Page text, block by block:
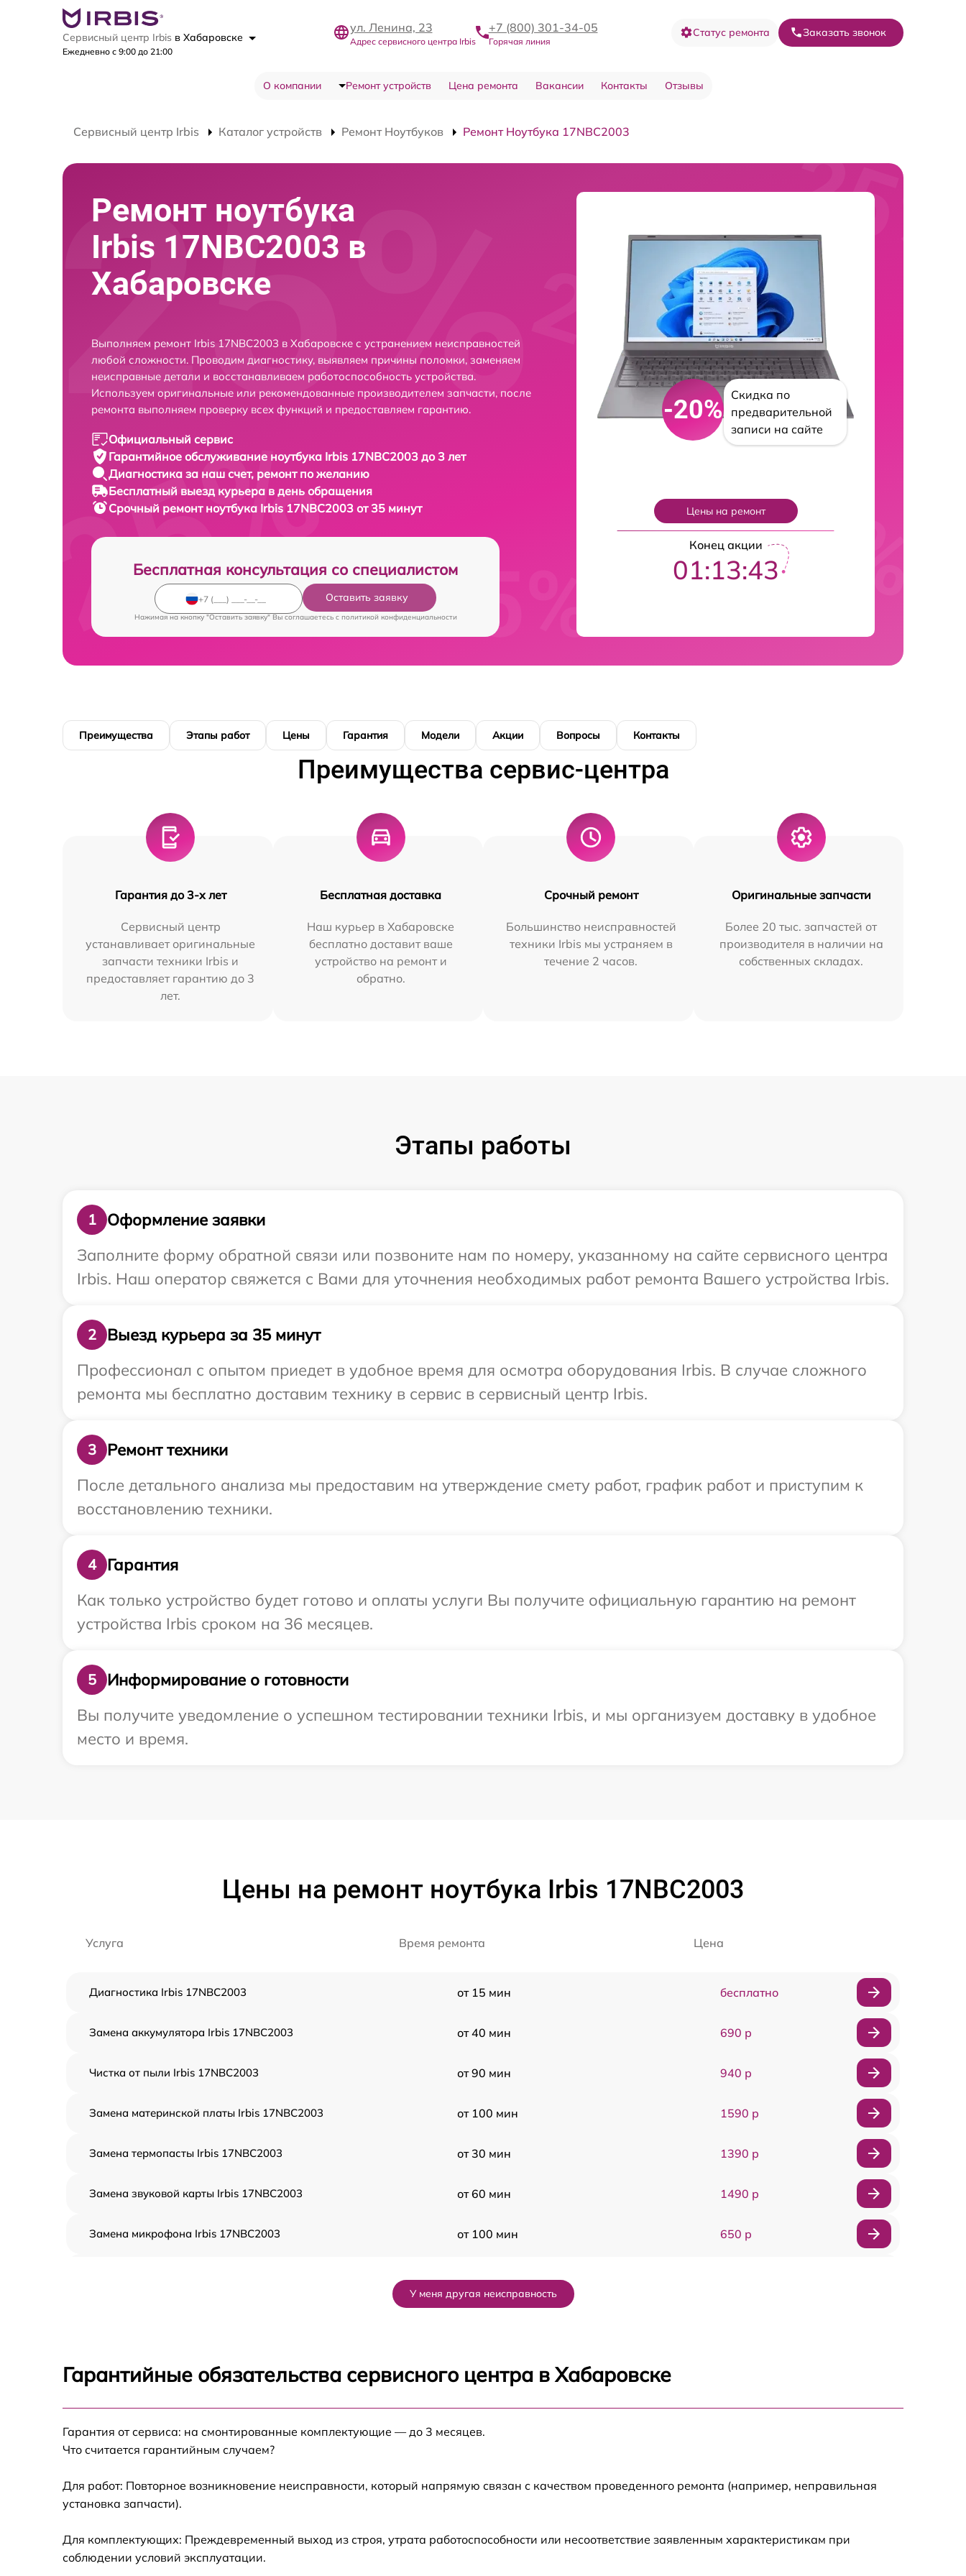
Сервисный центр Irbis в Хабаровске
Ежедневно с 9:00 до 21:00
ул. Ленина, 23
Адрес сервисного центра Irbis
+7 (800) 301-34-05
Горячая линия
Статус ремонта Заказать звонок
О компании Ремонт устройств Цена ремонта Вакансии Контакты Отзывы
Сервисный центр Irbis Каталог устройств Ремонт Ноутбуков Ремонт Ноутбука 17NBC2003
Ремонт ноутбука
Irbis 17NBC2003 в
Хабаровске
Выполняем ремонт Irbis 17NBC2003 в Хабаровске с устранением неисправностей
любой сложности. Проводим диагностику, выявляем причины поломки, заменяем
неисправные детали и восстанавливаем работоспособность устройства.
Используем оригинальные или рекомендованные производителем запчасти, после
ремонта выполняем проверку всех функций и предоставляем гарантию.
Официальный сервис
Гарантийное обслуживание ноутбука Irbis 17NBC2003 до 3 лет
Диагностика за наш счет, ремонт по желанию
Бесплатный выезд курьера в день обращения
Срочный ремонт ноутбука Irbis 17NBC2003 от 35 минут
Бесплатная консультация со специалистом
Оставить заявку
Нажимая на кнопку "Оставить заявку" Вы соглашаетесь c политикой конфиденциальности
-20%
Скидка по
предварительной
записи на сайте
Цены на ремонт
Конец акции
01:13:42
Преимущества Этапы работ Цены Гарантия Модели Акции Вопросы Контакты
Преимущества сервис-центра
Гарантия до 3-х лет
Сервисный центр
устанавливает оригинальные
запчасти техники Irbis и
предоставляет гарантию до 3
лет.
Бесплатная доставка
Наш курьер в Хабаровске
бесплатно доставит ваше
устройство на ремонт и
обратно.
Срочный ремонт
Большинство неисправностей
техники Irbis мы устраняем в
течение 2 часов.
Оригинальные запчасти
Более 20 тыс. запчастей от
производителя в наличии на
собственных складах.
Этапы работы
1
Оформление заявки
Заполните форму обратной связи или позвоните нам по номеру, указанному на сайте сервисного центра
Irbis. Наш оператор свяжется с Вами для уточнения необходимых работ ремонта Вашего устройства Irbis.
2
Выезд курьера за 35 минут
Профессионал с опытом приедет в удобное время для осмотра оборудования Irbis. В случае сложного
ремонта мы бесплатно доставим технику в сервис в сервисный центр Irbis.
3
Ремонт техники
После детального анализа мы предоставим на утверждение смету работ, график работ и приступим к
восстановлению техники.
4
Гарантия
Как только устройство будет готово и оплаты услуги Вы получите официальную гарантию на ремонт
устройства Irbis сроком на 36 месяцев.
5
Информирование о готовности
Вы получите уведомление о успешном тестировании техники Irbis, и мы организуем доставку в удобное
место и время.
Цены на ремонт ноутбука Irbis 17NBC2003
Услуга Время ремонта Цена
Диагностика Irbis 17NBC2003 от 15 мин бесплатно
Замена аккумулятора Irbis 17NBC2003 от 40 мин 690 р
Чистка от пыли Irbis 17NBC2003 от 90 мин 940 р
Замена материнской платы Irbis 17NBC2003 от 100 мин 1590 р
Замена термопасты Irbis 17NBC2003 от 30 мин 1390 р
Замена звуковой карты Irbis 17NBC2003 от 60 мин 1490 р
Замена микрофона Irbis 17NBC2003 от 100 мин 650 р
Замена шлейфа матрицы Irbis 17NBC2003 от 60 мин
порта) Irbis 17NBC2003
Замена SSD Irbis 17NBC2003
У меня другая неисправность
Гарантийные обязательства сервисного центра в Хабаровске
Гарантия от сервиса: на смонтированные комплектующие — до 3 месяцев.
Что считается гарантийным случаем?
Для работ: Повторное возникновение неисправности, который напрямую связан с качеством проведенного ремонта (например, неправильная
установка запчасти).
Для комплектующих: Преждевременный выход из строя, утрата работоспособности или несоответствие заявленным характеристикам при
соблюдении условий эксплуатации.